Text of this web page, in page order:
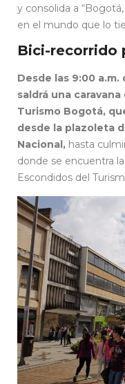
y consolida a
en el mundo que lo
Bici-recorrido
Desde las 9:00
saldrá una
Turismo Bogotá,
desde la plazoleta
Nacional, hasta
donde se encuentra
Escondidos del